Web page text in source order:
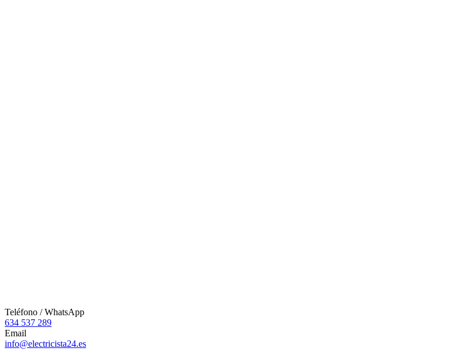
Teléfono / WhatsApp
634 537 289
Email
info@electricista24.es